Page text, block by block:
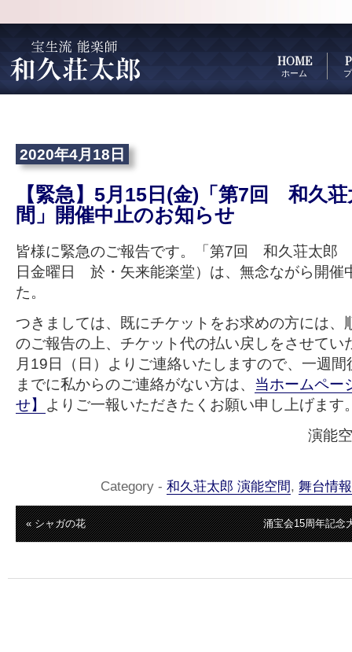
HOME
ホーム
2020年4月18日
【緊急】5月15日(金)「第7回 和久
間」開催中止のお知らせ
皆様に緊急のご報告です。「第7回 和久荘太郎
日金曜日 於・矢来能楽堂）は、無念ながら開催
た。
つきましては、既にチケットをお求めの方には、
のご報告の上、チケット代の払い戻しをさせてい
月19日（日）よりご連絡いたしますので、一週
までに私からのご連絡がない方は、 当ホームペー
せ】 よりご一報いただきたくお願い申し上げます
演能
Category - 和久荘太郎 演能空間, 舞台情報
« シャガの花 涌宝会15周年記